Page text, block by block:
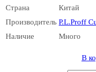
Страна
Китай
Производитель P.L.Proff
Наличие
Много
В